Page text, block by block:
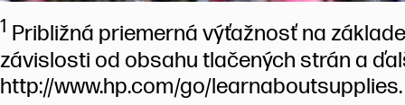
1 Približná priemerná výťažnosť na
závislosti od obsahu tlačených strán a
http://www.hp.com/go/learnaboutsupplies.